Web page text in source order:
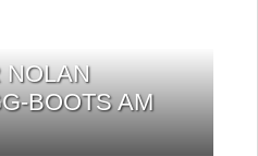
NOLAN
BOOTS AM